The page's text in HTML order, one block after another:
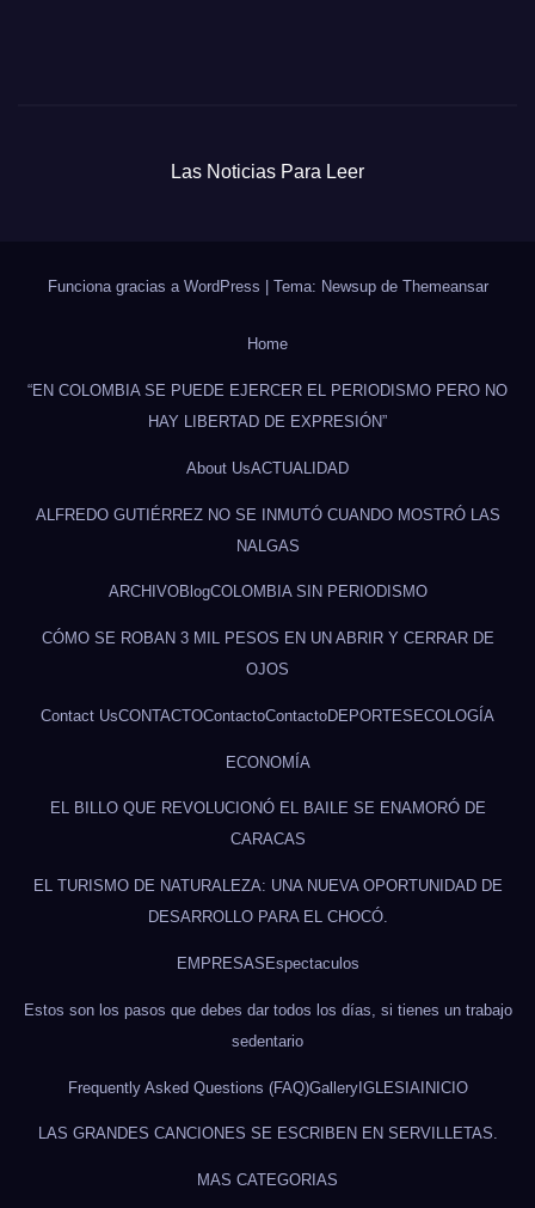
Las Noticias Para Leer
Funciona gracias a WordPress Tema: Newsup de Themeansar
Home
“EN COLOMBIA SE PUEDE EJERCER EL PERIODISMO PERO NO
HAY LIBERTAD DE EXPRESIÓN”
About UsACTUALIDAD
ALFREDO GUTIÉRREZ NO SE INMUTÓ CUANDO MOSTRÓ LAS
NALGAS
ARCHIVOBlogCOLOMBIA SIN PERIODISMO
CÓMO SE ROBAN 3 MIL PESOS EN UN ABRIR Y CERRAR DE
OJOS
Contact UsCONTACTOContactoContactoDEPORTES ECOLOGÍA
ECONOMÍA
EL BILLO QUE REVOLUCIONÓ EL BAILE SE ENAMORÓ DE
CARACAS
EL TURISMO DE NATURALEZA: UNA NUEVA OPORTUNIDAD DE
DESARROLLO PARA EL CHOCÓ.
EMPRESAS Espectaculos
Estos son los pasos que debes dar todos los días, si tienes un trabajo
sedentario
Frequently Asked Questions (FAQ)GalleryIGLESIAINICIO
LAS GRANDES CANCIONES SE ESCRIBEN EN SERVILLETAS.
MAS CATEGORIAS